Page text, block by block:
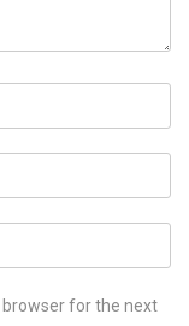
browser for the next